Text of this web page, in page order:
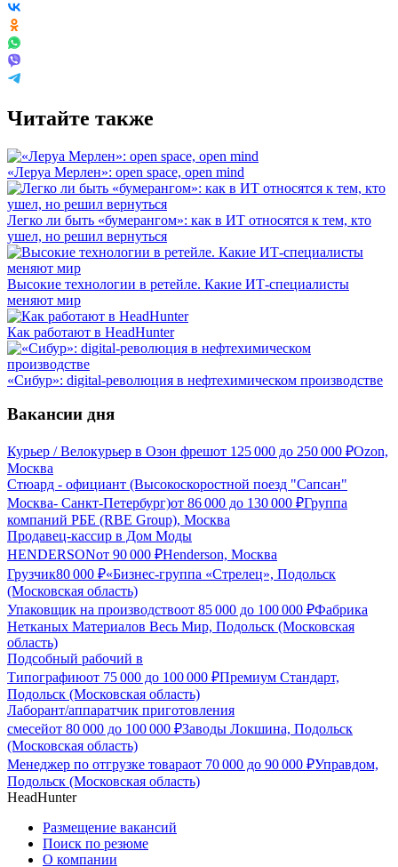
Читайте также
«Леруа Мерлен»: open space, open mind
Легко ли быть «бумерангом»: как в ИТ относятся к тем, кто
ушел, но решил вернуться
Высокие технологии в ретейле. Какие ИТ-специалисты
меняют мир
Как работают в HeadHunter
«Сибур»: digital-революция в нефтехимическом производстве
Вакансии дня
Курьер / Велокурьер в Озон фрешот 125 000 до 250 000 ₽Ozon,
Москва
Стюард - официант (Высокоскоростной поезд "Сапсан"
Москва- Санкт-Петербург)от 86 000 до 130 000 ₽Группа
компаний РБЕ (RBE Group), Москва
Продавец-кассир в Дом Моды
HENDERSONот 90 000 ₽Henderson, Москва
Грузчик80 000 ₽«Бизнес-группа «Стрелец», Подольск
(Московская область)
Упаковщик на производствоот 85 000 до 100 000 ₽Фабрика
Нетканых Материалов Весь Мир, Подольск (Московская
область)
Подсобный рабочий в
Типографиюот 75 000 до 100 000 ₽Премиум Стандарт,
Подольск (Московская область)
Лаборант/аппаратчик приготовления
смесейот 80 000 до 100 000 ₽Заводы Локшина, Подольск
(Московская область)
Менеджер по отгрузке товараот 70 000 до 90 000 ₽Управдом,
Подольск (Московская область)
HeadHunter
Размещение вакансий
Поиск по резюме
О компании